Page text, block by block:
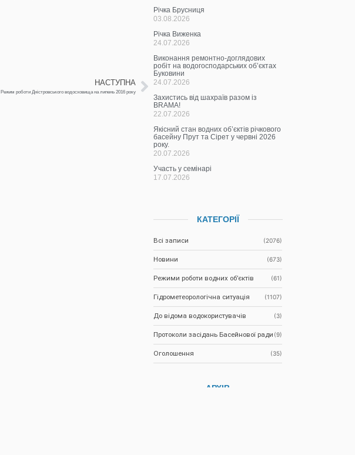
НАСТУПНА
Режим роботи Дністровського водосховища на липень 2016 року
Річка Брусниця
03.08.2026
Річка Виженка
24.07.2026
Виконання ремонтно-доглядових
робіт на водогосподарських об’єктах
Буковини
24.07.2026
Захистись від шахраїв разом із
BRAMA!
22.07.2026
Якісний стан водних об’єктів річкового
басейну Прут та Сірет у червні 2026
року.
20.07.2026
Участь у семінарі
17.07.2026
КАТЕГОРІЇ
Всі записи (2076)
Новини (673)
Режими роботи водних об’єктів (61)
Гідрометеорологічна ситуація (1107)
До відома водокористувачів (3)
Протоколи засідань Басейнової ради (9)
Оголошення (35)
АРХІВ